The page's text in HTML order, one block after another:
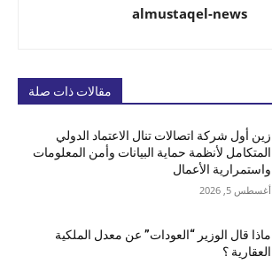
almustaqel-news
مقالات ذات صلة
زين أول شركة اتصالات تنال الاعتماد الدولي
المتكامل لأنظمة حماية البيانات وأمن المعلومات
واستمرارية الأعمال
أغسطس 5, 2026
ماذا قال الوزير “العودات” عن معدل الملكية
العقارية ؟